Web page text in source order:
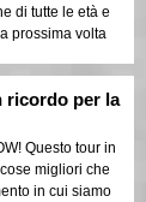
di tutte le età e
prossima volta
ricordo per la
Questo tour in
migliori che
in cui siamo